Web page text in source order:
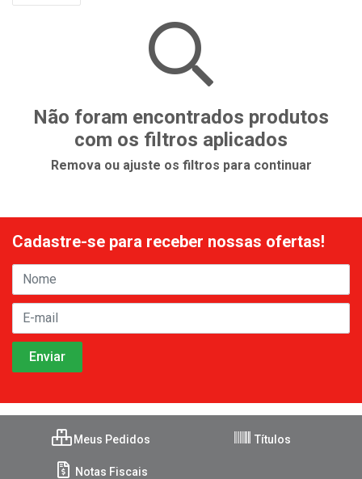
Não foram encontrados produtos
com os filtros aplicados
Remova ou ajuste os filtros para continuar
Cadastre-se para receber nossas ofertas!
Meus Pedidos Títulos
Notas Fiscais